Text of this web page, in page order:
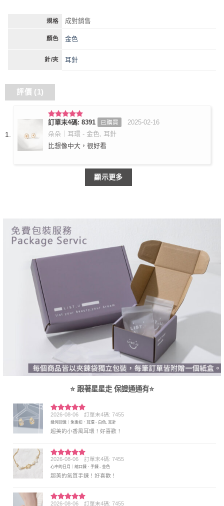
規格 成對銷售
顏色 金色
針/夾 耳針
評價 (1)
評分5滿
分 5
訂單末4碼: 8391 已購買
2025-02-16
朵朵｜耳環 - 金色, 耳針
比想像中大，很好看
顯示更多
⭐ 跟著星星走 保證通通有⭐
評分5 滿
分 5
2026-08-06 訂單末4碼: 7455
幾何回憶｜免後扣．耳環 - 白色, 耳針
超美的小香風耳環！好喜歡！
評分5 滿
分 5
2026-08-06 訂單末4碼: 7455
心中的日月｜縮口鍊．手鍊 - 金色
超美的氣質手鍊！好喜歡！
2026-08-06 訂單末4碼: 7455